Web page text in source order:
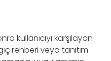
kullanıcıyı karşılayan
rehberi veya tanıtım